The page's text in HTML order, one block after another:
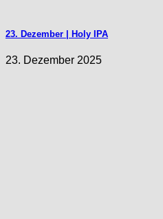
23. Dezember | Holy IPA
23. Dezember 2025